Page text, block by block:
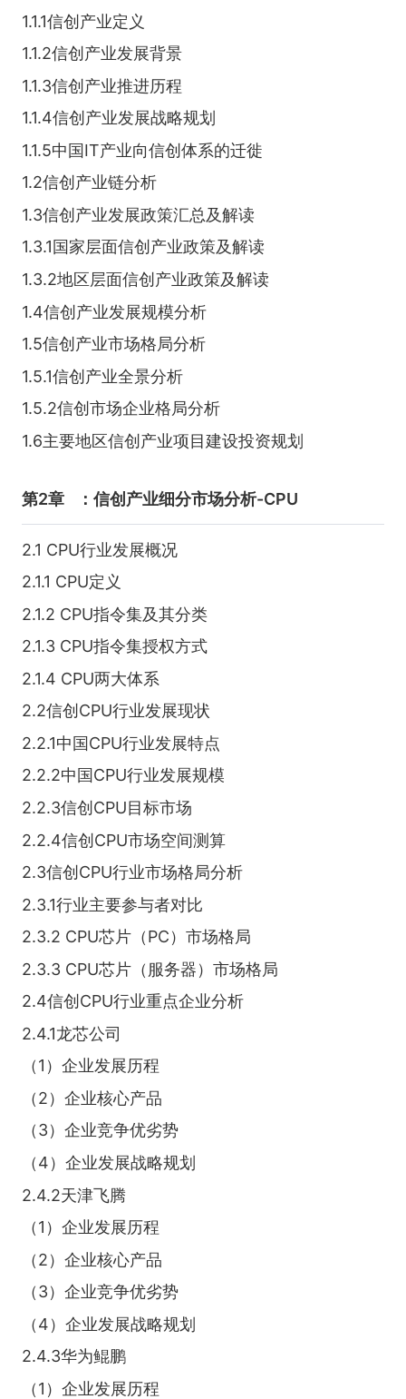
1.1.1信创产业定义
1.1.2信创产业发展背景
1.1.3信创产业推进历程
1.1.4信创产业发展战略规划
1.1.5中国IT产业向信创体系的迁徙
1.2信创产业链分析
1.3信创产业发展政策汇总及解读
1.3.1国家层面信创产业政策及解读
1.3.2地区层面信创产业政策及解读
1.4信创产业发展规模分析
1.5信创产业市场格局分析
1.5.1信创产业全景分析
1.5.2信创市场企业格局分析
1.6主要地区信创产业项目建设投资规划
第2章 ：信创产业细分市场分析-CPU
2.1 CPU行业发展概况
2.1.1 CPU定义
2.1.2 CPU指令集及其分类
2.1.3 CPU指令集授权方式
2.1.4 CPU两大体系
2.2信创CPU行业发展现状
2.2.1中国CPU行业发展特点
2.2.2中国CPU行业发展规模
2.2.3信创CPU目标市场
2.2.4信创CPU市场空间测算
2.3信创CPU行业市场格局分析
2.3.1行业主要参与者对比
2.3.2 CPU芯片（PC）市场格局
2.3.3 CPU芯片（服务器）市场格局
2.4信创CPU行业重点企业分析
2.4.1龙芯公司
（1）企业发展历程
（2）企业核心产品
（3）企业竞争优劣势
（4）企业发展战略规划
2.4.2天津飞腾
（1）企业发展历程
（2）企业核心产品
（3）企业竞争优劣势
（4）企业发展战略规划
2.4.3华为鲲鹏
（1）企业发展历程